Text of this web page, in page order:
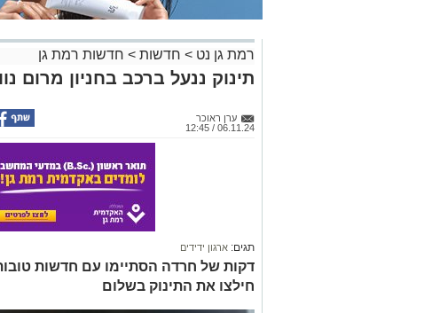
06.11.24 / 12:45
דקות של חרדה הסתיימו עם חדשות
חילצו את התינוק בשלום